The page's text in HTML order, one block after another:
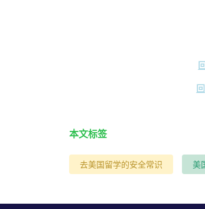
本文标签
去美国留学的安全常识 美